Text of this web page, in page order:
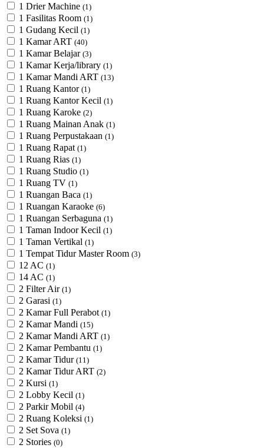
1 Drier Machine (1)
1 Fasilitas Room (1)
1 Gudang Kecil (1)
1 Kamar ART (40)
1 Kamar Belajar (3)
1 Kamar Kerja/library (1)
1 Kamar Mandi ART (13)
1 Ruang Kantor (1)
1 Ruang Kantor Kecil (1)
1 Ruang Karoke (2)
1 Ruang Mainan Anak (1)
1 Ruang Perpustakaan (1)
1 Ruang Rapat (1)
1 Ruang Rias (1)
1 Ruang Studio (1)
1 Ruang TV (1)
1 Ruangan Baca (1)
1 Ruangan Karaoke (6)
1 Ruangan Serbaguna (1)
1 Taman Indoor Kecil (1)
1 Taman Vertikal (1)
1 Tempat Tidur Master Room (3)
12 AC (1)
14 AC (1)
2 Filter Air (1)
2 Garasi (1)
2 Kamar Full Perabot (1)
2 Kamar Mandi (15)
2 Kamar Mandi ART (1)
2 Kamar Pembantu (1)
2 Kamar Tidur (11)
2 Kamar Tidur ART (2)
2 Kursi (1)
2 Lobby Kecil (1)
2 Parkir Mobil (4)
2 Ruang Koleksi (1)
2 Set Sova (1)
2 Stories (0)